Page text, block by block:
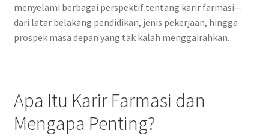
menyelami berbagai perspektif tentang karir farmasi—
dari latar belakang pendidikan, jenis pekerjaan, hingga
prospek masa depan yang tak kalah menggairahkan.
Apa Itu Karir Farmasi dan
Mengapa Penting?